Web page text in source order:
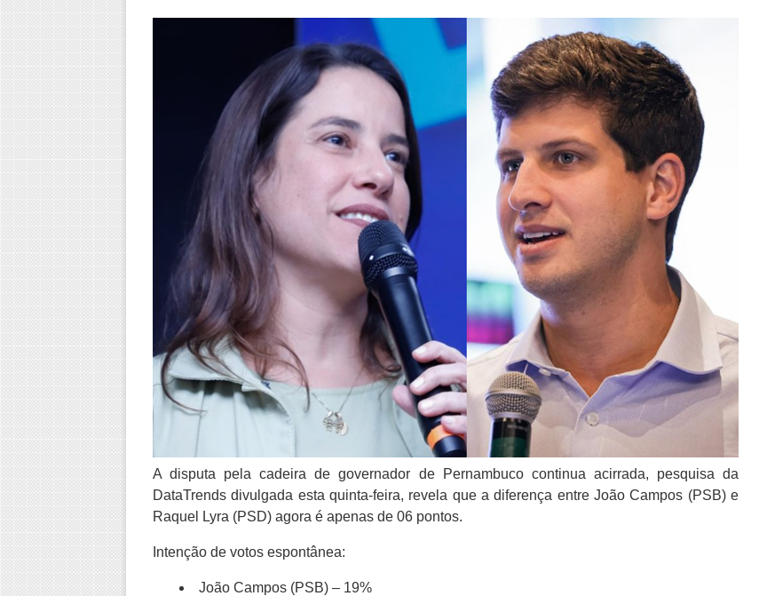
A disputa pela cadeira de governador de Pernambuco continua acirrada, pesquisa da
DataTrends divulgada esta quinta-feira, revela que a diferença entre João Campos (PSB) e
Raquel Lyra (PSD) agora é apenas de 06 pontos.
Intenção de votos espontânea:
João Campos (PSB) – 19%